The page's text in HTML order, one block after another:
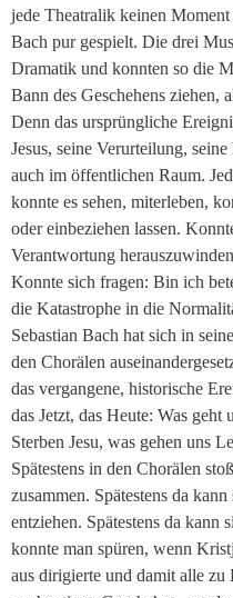
jede Theatralik keinen
Bach pur gespielt. Die drei
Dramatik und konnten so die
Bann des Geschehens ziehen,
Denn das ursprüngliche
Jesus, seine Verurteilung,
auch im öffentlichen Raum.
konnte es sehen, miterleben,
oder einbeziehen lassen.
Verantwortung
Konnte sich fragen: Bin ich
die Katastrophe in die
Sebastian Bach hat sich in
den Chorälen
das vergangene, historische
das Jetzt, das Heute: Was geht
Sterben Jesu, was gehen uns
Spätestens in den Chorälen
zusammen. Spätestens da
entziehen. Spätestens da kann
konnte man spüren, wenn
aus dirigierte und damit alle